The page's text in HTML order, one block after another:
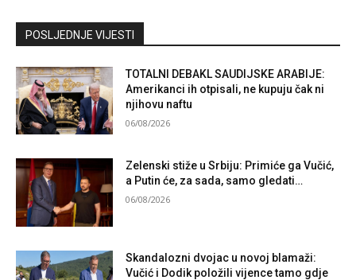
Kontaktirajte nas
POSLJEDNJE VIJESTI
TOTALNI DEBAKL SAUDIJSKE ARABIJE:
Amerikanci ih otpisali, ne kupuju čak ni
njihovu naftu
06/08/2026
Zelenski stiže u Srbiju: Primiće ga Vučić,
a Putin će, za sada, samo gledati…
06/08/2026
Skandalozni dvojac u novoj blamaži:
Vučić i Dodik položili vijence tamo gdje